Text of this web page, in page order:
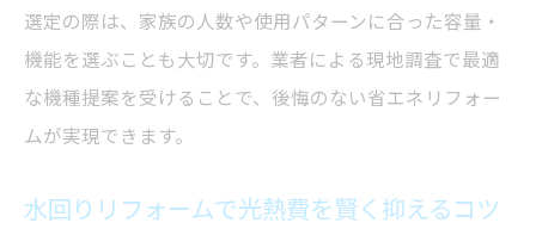
選定の際は、家族の人数や使用パターンに合った容量・
機能を選ぶことも大切です。業者による現地調査で最適
な機種提案を受けることで、後悔のない省エネリフォー
ムが実現できます。
水回りリフォームで光熱費を賢く抑えるコツ